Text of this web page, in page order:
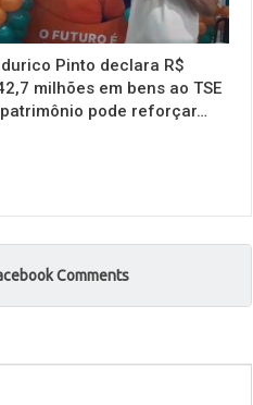
Pinto declara R$
milhões em bens ao TSE
pode reforçar…
Comments